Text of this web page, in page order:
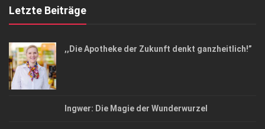
Letzte Beiträge
,,Die Apotheke der Zukunft denkt ganzheitlich!”
Ingwer: Die Magie der Wunderwurzel